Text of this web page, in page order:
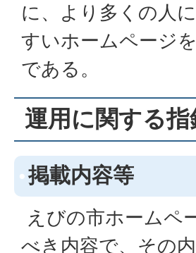
に、より多くの人
すいホームページ
である。
運用に関する指
掲載内容等
えびの市ホームペ
べき内容で、その